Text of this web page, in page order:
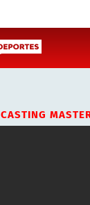
CASTING